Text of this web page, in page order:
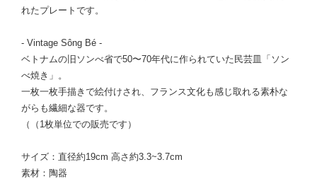
れたプレートです。
- Vintage Sông Bé -
ベトナムの旧ソンべ省で50〜70年代に作られていた民芸皿「ソン
べ焼き」。
一枚一枚手描きで絵付けされ、フランス文化も感じ取れる素朴な
がらも繊細な器です。
（（1枚単位での販売です）
サイズ：直径約19cm 高さ約3.3~3.7cm
素材：陶器